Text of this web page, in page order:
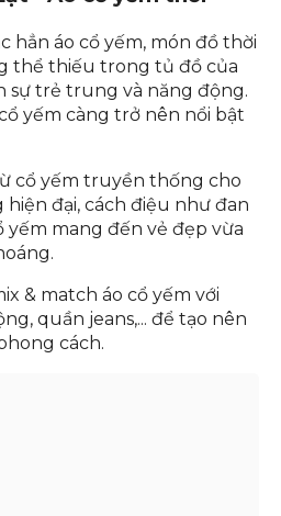
váy có màu sắc tươi sáng
hoặc họa tiết hoa nhí.
- Áo cổ yếm thời
hẳn áo cổ yếm, món đồ thời
thể thiếu trong tủ đồ của
trẻ trung và năng động.
yếm càng trở nên nổi bật
cổ yếm truyền thống cho
đại, cách điệu như đan
yếm mang đến vẻ đẹp vừa